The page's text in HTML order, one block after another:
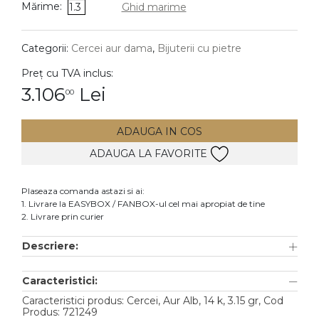
DIAMANTE Vezi toate
Cercei
Accesorii
Aur alb
Aur roz
Mărime: 1.3 Ghid marime
Categorii: Cercei aur dama, Bijuterii cu pietre
Preț cu TVA inclus:
3.10600 Lei
ADAUGA IN COS
ADAUGA LA FAVORITE
Plaseaza comanda astazi si ai:
1. Livrare la EASYBOX / FANBOX-ul cel mai apropiat de tine
2. Livrare prin curier
Descriere:
Caracteristici:
Caracteristici produs: Cercei, Aur Alb, 14 k, 3.15 gr, Cod
Produs: 721249